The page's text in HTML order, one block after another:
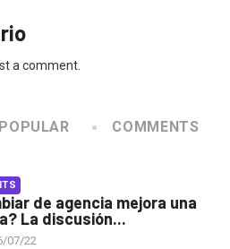
a comment.
POPULAR COMMENTS
de agencia mejora una
La discusión...
07/22